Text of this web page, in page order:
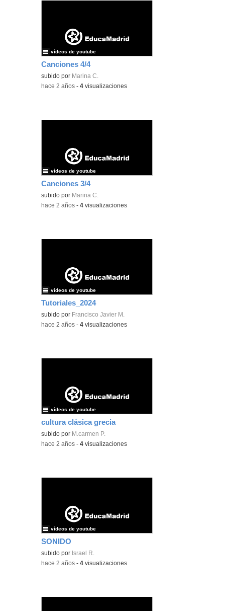
Canciones 4/4
subido por Marina C.
vídeos de youtube
-hace 2 años -4 visualizaciones
Canciones 3/4
subido por Marina C.
vídeos de youtube
-hace 2 años -4 visualizaciones
Tutoriales_2024
subido por Francisco Javier M.
vídeos de youtube
-hace 2 años -4 visualizaciones
cultura clásica grecia
subido por M.carmen P.
vídeos de youtube
-hace 2 años -4 visualizaciones
SONIDO
subido por Israel R.
vídeos de youtube
-hace 2 años -4 visualizaciones